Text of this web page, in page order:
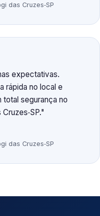
das Cruzes‑SP
expectativas.
rápida no local e
segurança no
das Cruzes‑SP